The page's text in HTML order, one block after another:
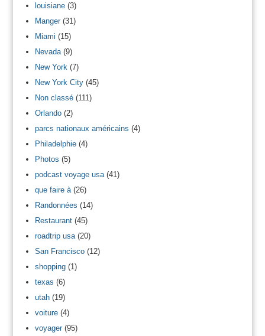
louisiane(3)
Manger(31)
Miami (15)
Nevada(9)
New York (7)
New York City(45)
Non classé(111)
Orlando(2)
parcs nationaux américains (4)
Philadelphie(4)
Photos (5)
podcast voyage usa(41)
que faire à(26)
Randonnées (14)
Restaurant(45)
roadtrip usa(20)
San Francisco(12)
shopping(1)
texas (6)
utah(19)
voiture(4)
voyager(95)